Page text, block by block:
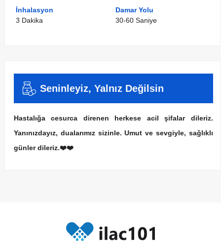
İnhalasyon
3 Dakika
Damar Yolu
30-60 Saniye
Seninleyiz, Yalnız Değilsin
Hastalığa cesurca direnen herkese acil şifalar dileriz.
Yanınızdayız, dualarımız sizinle. Umut ve sevgiyle, sağlıklı
günler dileriz.❤️❤️